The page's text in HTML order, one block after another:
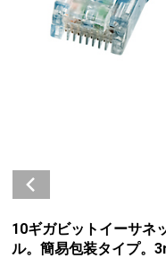
10ギガビットイーサネ
ル。簡易包装タイプ。